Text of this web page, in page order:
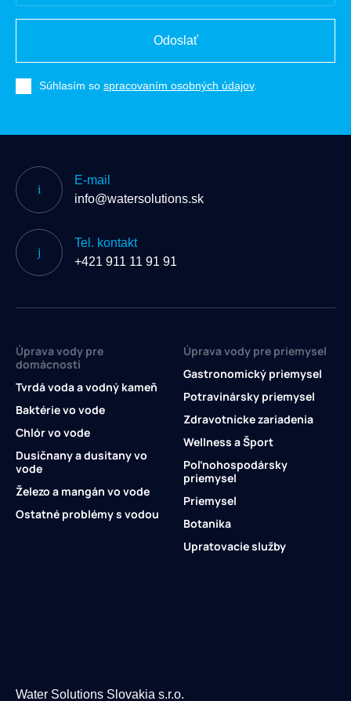
Odoslať
Súhlasím so spracovaním osobných údajov.
E-mail
info@watersolutions.sk
Tel. kontakt
+421 911 11 91 91
Water Solutions Slovakia s.r.o.
Úprava vody pre
domácnosti
Tvrdá voda a vodný kameň
Baktérie vo vode
Chlór vo vode
Dusičnany a dusitany vo
vode
Železo a mangán vo vode
Ostatné problémy s vodou
Úprava vody pre priemysel
Gastronomický priemysel
Potravinársky priemysel
Zdravotnícke zariadenia
Wellness a Šport
Poľnohospodársky
priemysel
Priemysel
Botanika
Upratovacie služby